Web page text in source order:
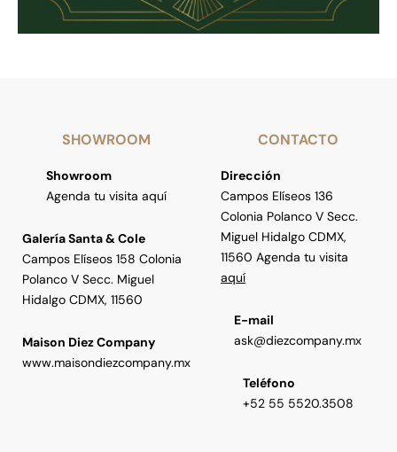
SHOWROOM
Showroom
Agenda tu visita aquí
Galería Santa & Cole
Campos Elíseos 158 Colonia
Polanco V Secc. Miguel
Hidalgo CDMX, 11560
Maison Diez Company
www.maisondiezcompany.mx
CONTACTO
Dirección
Campos Elíseos 136
Colonia Polanco V Secc.
Miguel Hidalgo CDMX,
11560 Agenda tu visita
aquí
E-mail
ask@diezcompany.mx
Teléfono
+52 55 5520.3508